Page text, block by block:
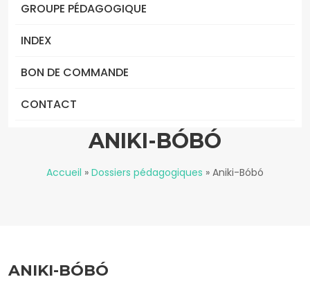
GROUPE PÉDAGOGIQUE
INDEX
BON DE COMMANDE
CONTACT
ANIKI-BÓBÓ
Accueil » Dossiers pédagogiques » Aniki-Bóbó
ANIKI-BÓBÓ